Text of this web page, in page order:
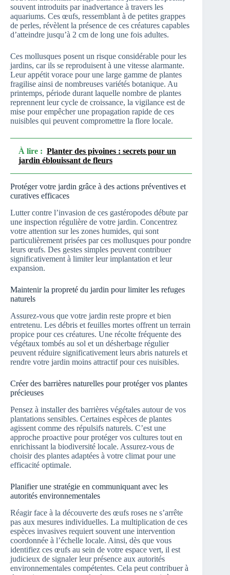
souvent introduits par inadvertance à travers les
aquariums. Ces œufs, ressemblant à de petites grappes
de perles, révèlent la présence de ces créatures capables
d’atteindre jusqu’à 2 cm de long une fois adultes.
Ces mollusques posent un risque considérable pour les
jardins, car ils se reproduisent à une vitesse alarmante.
Leur appétit vorace pour une large gamme de plantes
fragilise ainsi de nombreuses variétés botanique. Au
printemps, période durant laquelle nombre de plantes
reprennent leur cycle de croissance, la vigilance est de
mise pour empêcher une propagation rapide de ces
nuisibles qui peuvent compromettre la flore locale.
À lire : Planter des pivoines : secrets pour un
jardin éblouissant de fleurs
Protéger votre jardin grâce à des actions préventives et
curatives efficaces
Lutter contre l’invasion de ces gastéropodes débute par
une inspection régulière de votre jardin. Concentrez
votre attention sur les zones humides, qui sont
particulièrement prisées par ces mollusques pour pondre
leurs œufs. Des gestes simples peuvent contribuer
significativement à limiter leur implantation et leur
expansion.
Maintenir la propreté du jardin pour limiter les refuges
naturels
Assurez-vous que votre jardin reste propre et bien
entretenu. Les débris et feuilles mortes offrent un terrain
propice pour ces créatures. Une récolte fréquente des
végétaux tombés au sol et un désherbage régulier
peuvent réduire significativement leurs abris naturels et
rendre votre jardin moins attractif pour ces nuisibles.
Créer des barrières naturelles pour protéger vos plantes
précieuses
Pensez à installer des barrières végétales autour de vos
plantations sensibles. Certaines espèces de plantes
agissent comme des répulsifs naturels. C’est une
approche proactive pour protéger vos cultures tout en
enrichissant la biodiversité locale. Assurez-vous de
choisir des plantes adaptées à votre climat pour une
efficacité optimale.
Planifier une stratégie en communiquant avec les
autorités environnementales
Réagir face à la découverte des œufs roses ne s’arrête
pas aux mesures individuelles. La multiplication de ces
espèces invasives requiert souvent une intervention
coordonnée à l’échelle locale. Ainsi, dès que vous
identifiez ces œufs au sein de votre espace vert, il est
judicieux de signaler leur présence aux autorités
environnementales compétentes. Cela peut contribuer à